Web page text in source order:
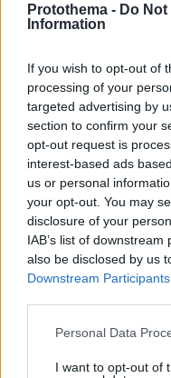
Protothema - Do
Information
If you wish to opt-out of
processing of your
targeted advertising by
section to confirm your
opt-out request is
interest-based ads
us or personal
your opt-out. You may
disclosure of your
IAB’s list of
also be disclosed by us
Downstream Participants
Please note that this
not limited to your visit
Personal Data
I want to opt-out of
Να βάλουν